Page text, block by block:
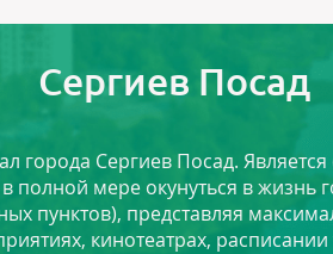
Сергиев Посад
города Сергиев Посад.
полной мере окунуться в
пунктов), представляя
кинотеатрах,